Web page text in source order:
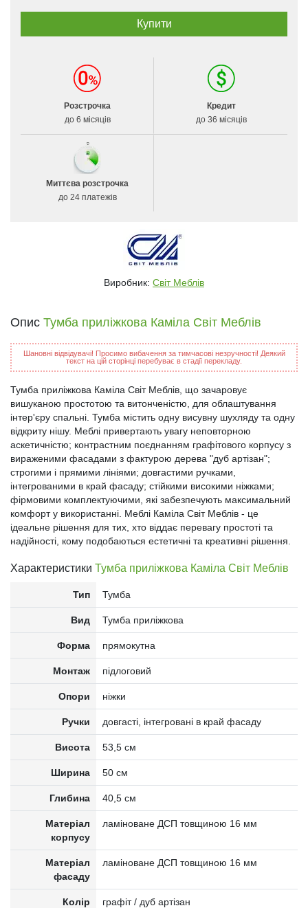
Розстрочка
до 6 місяців
Кредит
до 36 місяців
Миттєва розстрочка
до 24 платежів
Виробник: Світ Меблів
Опис Тумба приліжкова Каміла Світ Меблів
Шановні відвідувачі! Просимо вибачення за тимчасові незручності! Деякий
текст на цій сторінці перебуває в стадії перекладу.
Тумба приліжкова Каміла Світ Меблів, що зачаровує
вишуканою простотою та витонченістю, для облаштування
інтер'єру спальні. Тумба містить одну висувну шухляду та одну
відкриту нішу. Меблі привертають увагу неповторною
аскетичністю; контрастним поєднанням графітового корпусу з
вираженими фасадами з фактурою дерева "дуб артізан";
строгими і прямими лініями; довгастими ручками,
інтегрованими в край фасаду; стійкими високими ніжками;
фірмовими комплектуючими, які забезпечують максимальний
комфорт у використанні. Меблі Каміла Світ Меблів - це
ідеальне рішення для тих, хто віддає перевагу простоті та
надійності, кому подобаються естетичні та креативні рішення.
Характеристики Тумба приліжкова Каміла Світ Меблів
Тип Тумба
Вид Тумба приліжкова
Форма прямокутна
Монтаж підлоговий
Опори ніжки
Ручки довгасті, інтегровані в край фасаду
Висота 53,5 см
Ширина 50 см
Глибина 40,5 см
Матеріал
корпусу
ламіноване ДСП товщиною 16 мм
Матеріал
фасаду
ламіноване ДСП товщиною 16 мм
Колір графіт / дуб артізан